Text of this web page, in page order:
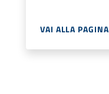
VAI ALLA PAGINA